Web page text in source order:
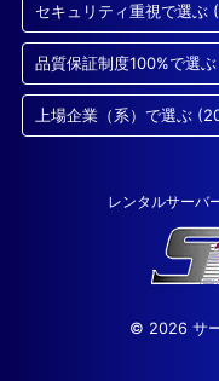
セキュリティ重視で選ぶ
品質保証制度100%で選ぶ
上場企業（系）で選ぶ
レンタルサーバ
© 2026 サ